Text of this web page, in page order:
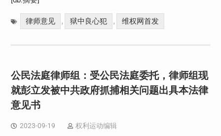
律师意见 , 狱中良心犯 , 维权网首发
公民法庭律师组：受公民法庭委托，律师组现
就彭立发被中共政府抓捕相关问题出具本法律
意见书
2023-09-19 权利运动编辑